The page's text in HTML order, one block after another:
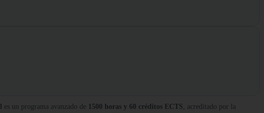
es un programa avanzado de 1500 horas y 60 créditos ECTS, acreditado por la